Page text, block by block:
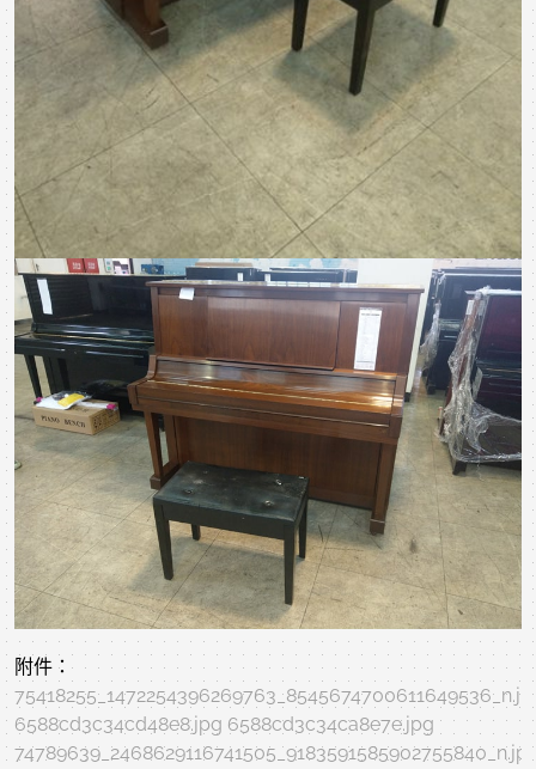
附件：
6588cd3c34cd48e8.jpg 6588cd3c34ca8e7e.jpg